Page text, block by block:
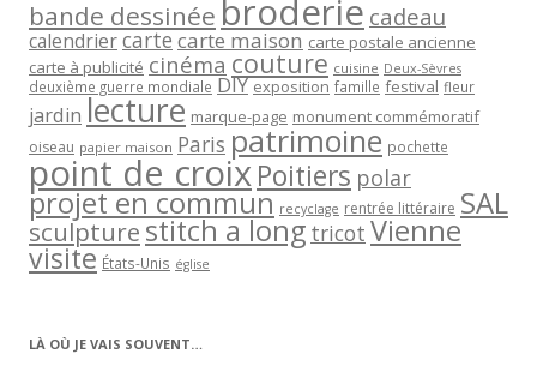
bande dessinée broderie cadeau
calendriercartecarte maison carte postale ancienne
carte à publicité cinéma couture cuisine Deux-Sèvres
deuxième guerre mondiale DIY exposition famille festival fleur
jardin lecture marque-page monument commémoratif
oiseau papier maison Paris patrimoine pochette
point de croixPoitiers polar
projet en commun recyclage rentrée littéraire SAL
sculpturestitch a long tricot Vienne
visite États-Unis église
LÀ OÙ JE VAIS SOUVENT…